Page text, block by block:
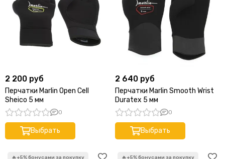
2 200 руб
Перчатки Marlin Open Cell
Sheico 5 мм
0
Выбрать
2 640 руб
Перчатки Marlin Smooth Wrist
Duratex 5 мм
0
Выбрать